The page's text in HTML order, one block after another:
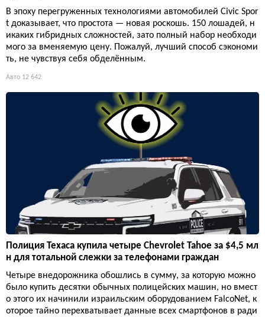
В эпоху перегруженных технологиями автомобилей Civic Spor
t доказывает, что простота — новая роскошь. 150 лошадей, н
икаких гибридных сложностей, зато полный набор необходи
мого за вменяемую цену. Пожалуй, лучший способ сэкономи
ть, не чувствуя себя обделённым.
Авто 12 642
Полиция Техаса купила четыре Chevrolet Tahoe за $4,5 мл
н для тотальной слежки за телефонами граждан
Четыре внедорожника обошлись в сумму, за которую можно
было купить десятки обычных полицейских машин, но вмест
о этого их начинили израильским оборудованием FalcoNet, к
оторое тайно перехватывает данные всех смартфонов в ради